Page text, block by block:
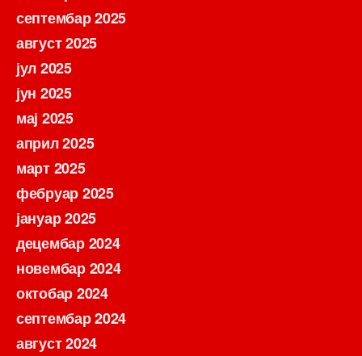
септембар 2025
август 2025
јул 2025
јун 2025
мај 2025
април 2025
март 2025
фебруар 2025
јануар 2025
децембар 2024
новембар 2024
октобар 2024
септембар 2024
август 2024